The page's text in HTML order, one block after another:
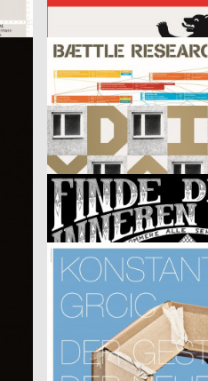
TRANSPORTER
Bættle Research
Brechbühl Erich
Die arabische Nacht
Bargfeld Scheer
Finde Deinen Inneren Irren!
Factor Design AG
Designer des Jahres 2007
Adelheid Schürmann
28. Solothurner